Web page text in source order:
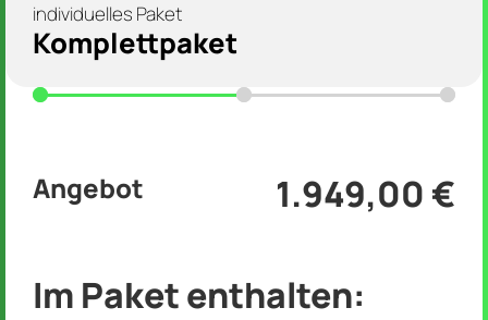
individuelles Paket
Komplettpaket
Angebot 1.949,00 €
Im Paket enthalten: